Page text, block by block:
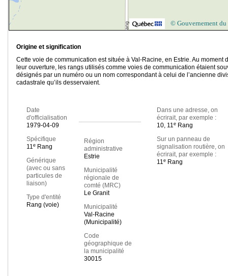
© Gouvernement du
Origine et signification
Cette voie de communication est située à Val-Racine, en Estrie. Au moment
leur ouverture, les rangs utilisés comme voies de communication étaient
désignés par un numéro ou un nom correspondant à celui de l’ancienne
cadastrale qu’ils desservaient.
Date
d'officialisation
1979-04-09
Spécifique
11e Rang
Générique
(avec ou sans
particules de
liaison)
Type d'entité
Rang (voie)
Région
administrative
Estrie
Municipalité
régionale de
comté (MRC)
Le Granit
Municipalité
Val-Racine
(Municipalité)
Code
géographique de
la municipalité
30015
Dans une adresse, on
écrirait, par exemple :
10, 11eRang
Sur un panneau de
signalisation routière, on
écrirait, par exemple :
11eRang